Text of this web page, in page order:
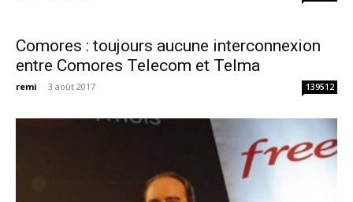
Comores : toujours aucune interconnexion
entre Comores Telecom et Telma
remi - 3 août 2017 139512